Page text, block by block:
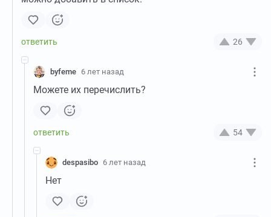
26
byfeme 6 лет назад
Можете их перечислить?
54
despasibo 6 лет назад
Нет